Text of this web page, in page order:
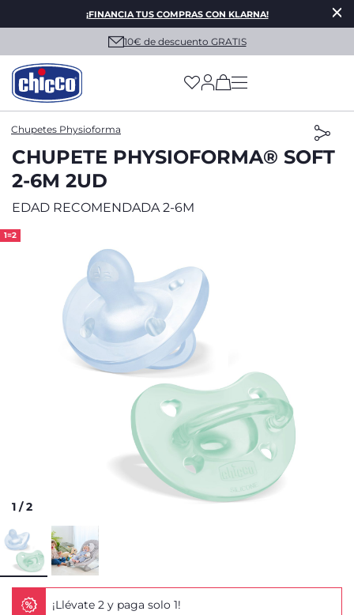
¡FINANCIA TUS COMPRAS CON KLARNA!
10€ de descuento GRATIS
(has more options
Chupetes Physioforma
CHUPETE PHYSIOFORMA® SOFT
2-6M 2UD
EDAD RECOMENDADA 2-6M
1=2
1 /2
¡Llévate 2 y paga solo 1!